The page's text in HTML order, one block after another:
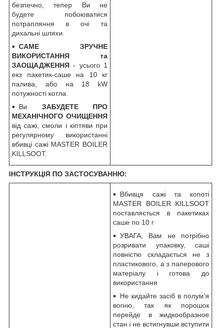
безпечно, тепер Ви не
будете побоюватися
потрапляння в очі та
дихальні шляхи.
САМЕ
ЗРУЧНЕ
ВИКОРИСТАННЯ та
ЗАОЩАДЖЕННЯ- усього 1
екз пакетик-саше на 10 кг
палива, або на 18 kW
потужності котла.
Ви ЗАБУДЕТЕ ПРО
МЕХАНІЧНОГО ОЧИЩЕННЯ
від сажі, смоли і кіптяви при
регулярному використанні
вбивці сажі MASTER BOILER
KILLSOOT.
ІНСТРУКЦІЯ ПО ЗАСТОСУВАННЮ:
Вбивця сажі та копоті
MASTER BOILER KILLSOOT
поставляється в пакетиках
саше по 10 г
УВАГА, Вам не потрібно
розривати упаковку, саші
повністю складається не з
пластикового, а з паперового
матеріалу і готова до
використання
Не кидайте засіб в полум'я
вогню, так як порошок
перейде в жидкообразное
стан і не встигнувши вступити